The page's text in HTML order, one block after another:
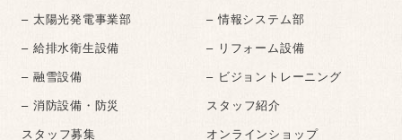
– 太陽光発電事業部
– 情報システム部
– 給排水衛生設備
– リフォーム設備
– 融雪設備
– ビジョントレーニング
– 消防設備・防災
スタッフ紹介
スタッフ募集
オンラインショップ